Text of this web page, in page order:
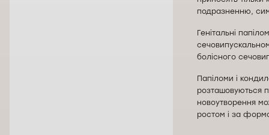
подразненню,
Генітальні
болісного
Папіломи і
розташовуються
новоутворення
ростом і за